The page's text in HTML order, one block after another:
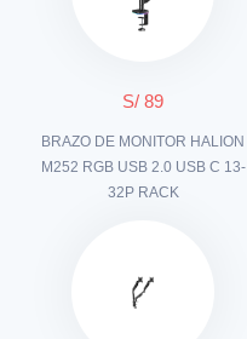
S/ 89
BRAZO DE MONITOR HALION
M252 RGB USB 2.0 USB C 13-
32P RACK